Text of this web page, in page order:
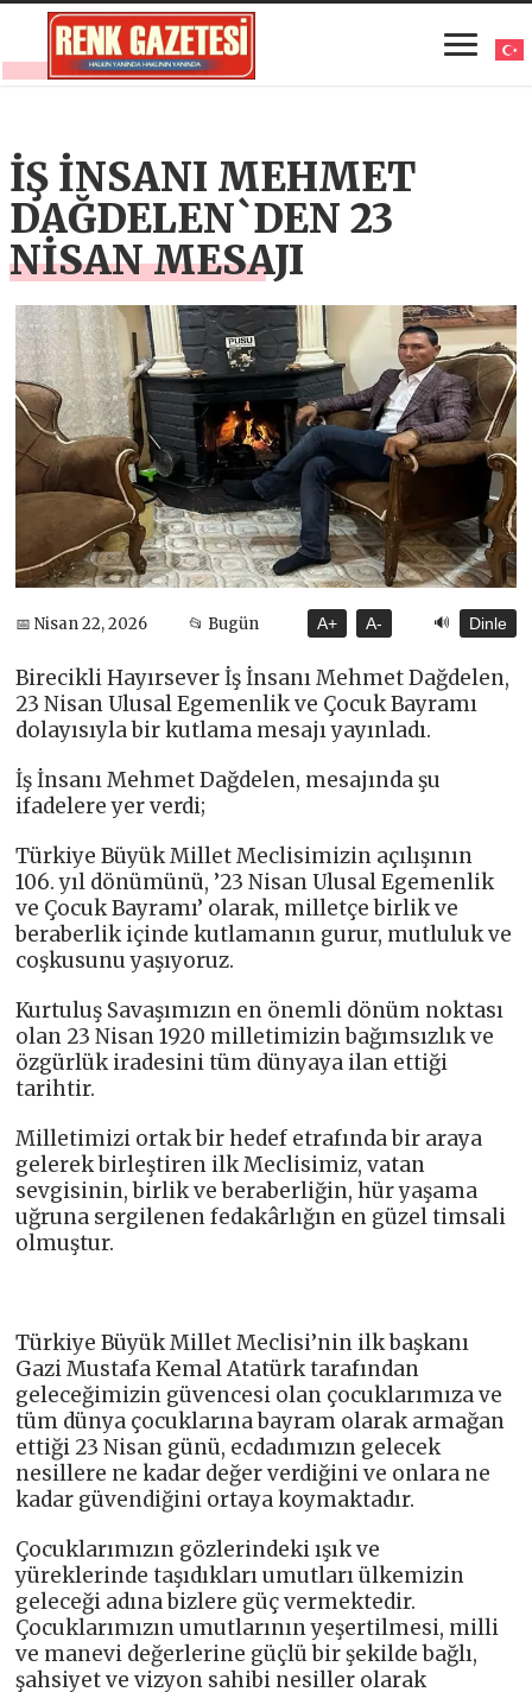
İŞ İNSANI MEHMET
DAĞDELEN`DEN 23
NİSAN MESAJI
📅 Nisan 22, 2026 📂 Bugün A+ A- 🔊 Dinle
Birecikli Hayırsever İş İnsanı Mehmet Dağdelen,
23 Nisan Ulusal Egemenlik ve Çocuk Bayramı
dolayısıyla bir kutlama mesajı yayınladı.
İş İnsanı Mehmet Dağdelen, mesajında şu
ifadelere yer verdi;
Türkiye Büyük Millet Meclisimizin açılışının
106. yıl dönümünü, ’23 Nisan Ulusal Egemenlik
ve Çocuk Bayramı’ olarak, milletçe birlik ve
beraberlik içinde kutlamanın gurur, mutluluk ve
coşkusunu yaşıyoruz.
Kurtuluş Savaşımızın en önemli dönüm noktası
olan 23 Nisan 1920 milletimizin bağımsızlık ve
özgürlük iradesini tüm dünyaya ilan ettiği
tarihtir.
Milletimizi ortak bir hedef etrafında bir araya
gelerek birleştiren ilk Meclisimiz, vatan
sevgisinin, birlik ve beraberliğin, hür yaşama
uğruna sergilenen fedakârlığın en güzel timsali
olmuştur.
Türkiye Büyük Millet Meclisi’nin ilk başkanı
Gazi Mustafa Kemal Atatürk tarafından
geleceğimizin güvencesi olan çocuklarımıza ve
tüm dünya çocuklarına bayram olarak armağan
ettiği 23 Nisan günü, ecdadımızın gelecek
nesillere ne kadar değer verdiğini ve onlara ne
kadar güvendiğini ortaya koymaktadır.
Çocuklarımızın gözlerindeki ışık ve
yüreklerinde taşıdıkları umutları ülkemizin
geleceği adına bizlere güç vermektedir.
Çocuklarımızın umutlarının yeşertilmesi, milli
ve manevi değerlerine güçlü bir şekilde bağlı,
şahsiyet ve vizyon sahibi nesiller olarak